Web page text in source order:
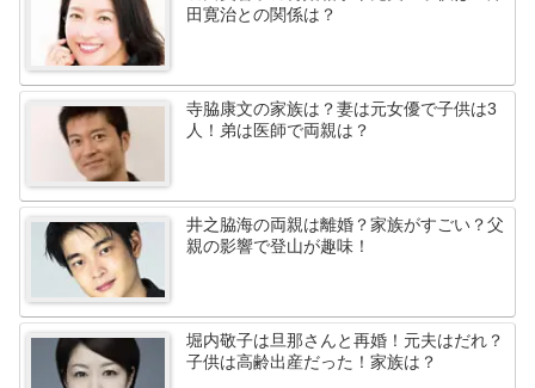
田寛治との関係は？
寺脇康文の家族は？妻は元女優で子供は3
人！弟は医師で両親は？
井之脇海の両親は離婚？家族がすごい？父
親の影響で登山が趣味！
堀内敬子は旦那さんと再婚！元夫はだれ？
子供は高齢出産だった！家族は？